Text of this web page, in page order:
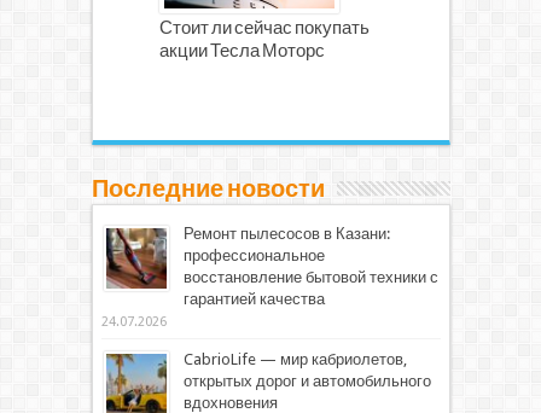
Стоит ли сейчас покупать
акции Тесла Моторс
Последние новости
Ремонт пылесосов в Казани:
профессиональное
восстановление бытовой техники с
гарантией качества
24.07.2026
CabrioLife — мир кабриолетов,
открытых дорог и автомобильного
вдохновения